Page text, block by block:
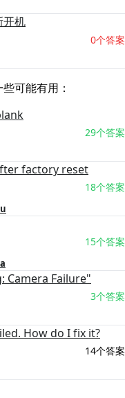
开机
0个答案
可能有用：
29个答案
factory reset
18个答案
15个答案
Camera Failure"
3个答案
How do I fix it?
14个答案